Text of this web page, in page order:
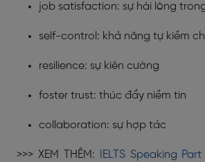
job satisfaction: sự hài lòng
self-control: khả năng tự kiềm
resilience: sự kiên cường
foster trust: thúc đẩy niềm tin
collaboration: sự hợp tác
>>> XEM THÊM:
IELTS Speaking